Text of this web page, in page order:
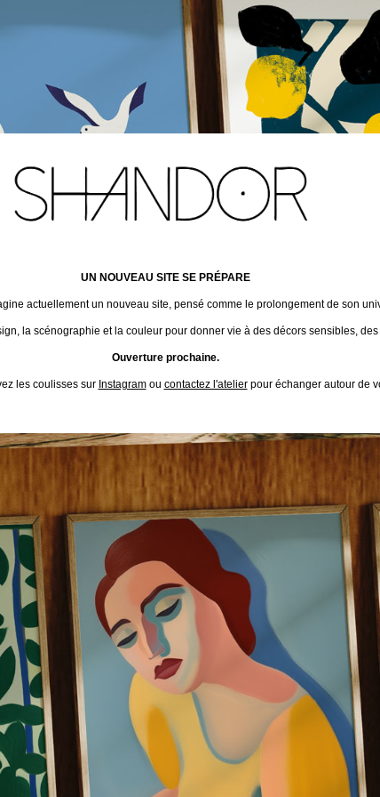
UN NOUVEAU SITE SE PRÉPARE
actuellement un nouveau site, pensé comme le prolongement de son
la scénographie et la couleur pour donner vie à des décors sensibles,
Ouverture prochaine.
les coulisses sur Instagramou contactez l'atelierpour échanger autour de